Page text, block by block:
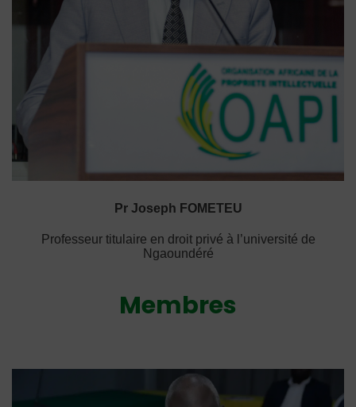
Pr Joseph FOMETEU
Professeur titulaire en droit privé à l’université de
Ngaoundéré
Membres